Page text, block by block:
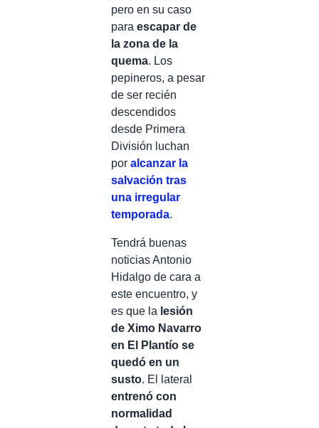
pero en su caso
para escapar de
la zona de la
quema. Los
pepineros, a pesar
de ser recién
descendidos
desde Primera
División luchan
por alcanzar la
salvación tras
una irregular
temporada.
Tendrá buenas
noticias Antonio
Hidalgo de cara a
este encuentro, y
es que la lesión
de Ximo Navarro
en El Plantío se
quedó en un
susto. El lateral
entrenó con
normalidad